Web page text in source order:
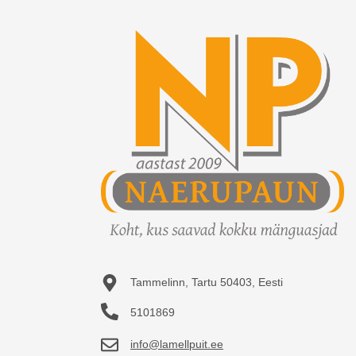
Tammelinn, Tartu 50403, Eesti
5101869
info@lamellpuit.ee